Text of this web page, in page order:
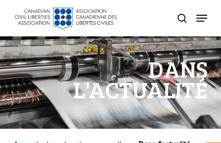
content
recherche
Menu
DANS
L'ACTUALITÉ
Menu